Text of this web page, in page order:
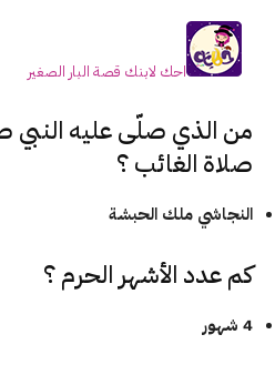
احك لابنك قصة البار الصغير
من الذي صلّى عليه
صلاة الغائب ؟
النجاشي ملك الحبشة
كم عدد الأشهر الحرم ؟
4 شهور